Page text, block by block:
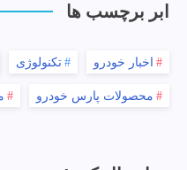
ابر برچسب ها
اخبار خودرو تکنولوژی
محصولات پارس خودرو